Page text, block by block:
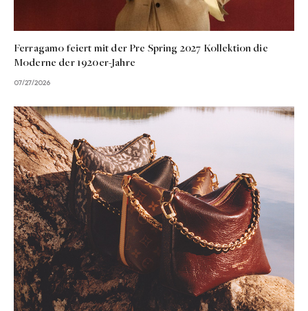
Ferragamo feiert mit der Pre Spring 2027 Kollektion die
Moderne der 1920er-Jahre
07/27/2026